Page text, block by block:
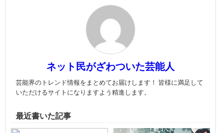
ネット民がざわついた芸能人
芸能界のトレンド情報をまとめてお届けします！ 皆様に満足して
いただけるサイトになりますよう精進します。
最近書いた記事